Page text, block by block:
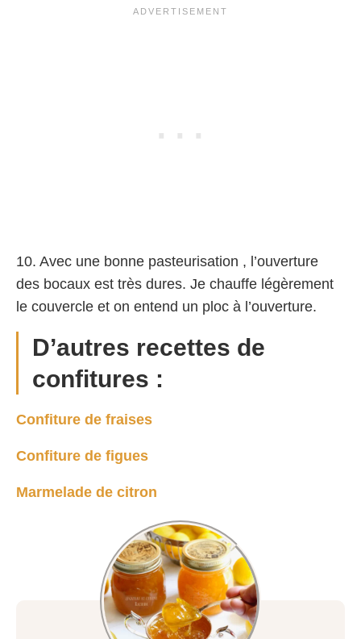
10. Avec une bonne pasteurisation , l’ouverture
des bocaux est très dures. Je chauffe légèrement
le couvercle et on entend un ploc à l’ouverture.
D’autres recettes de
confitures :
Confiture de fraises
Confiture de figues
Marmelade de citron